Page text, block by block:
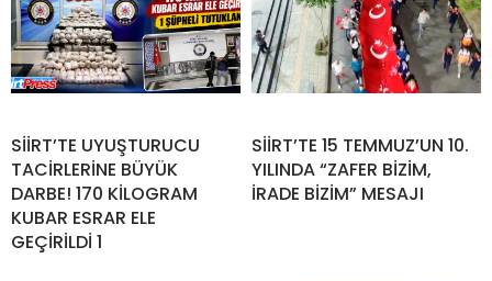
SİİRT’TE UYUŞTURUCU
TACİRLERİNE BÜYÜK
DARBE! 170 KİLOGRAM
KUBAR ESRAR ELE
GEÇİRİLDİ 1
SİİRT’TE 15 TEMMUZ’UN 10.
YILINDA “ZAFER BİZİM,
İRADE BİZİM” MESAJI